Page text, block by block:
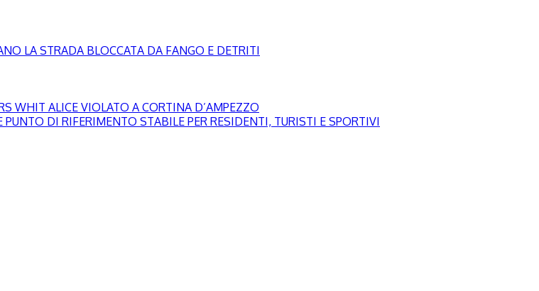
LA STRADA BLOCCATA DA FANGO E DETRITI
WHIT ALICE VIOLATO A CORTINA D’AMPEZZO
PUNTO DI RIFERIMENTO STABILE PER RESIDENTI, TURISTI E SPORTIVI